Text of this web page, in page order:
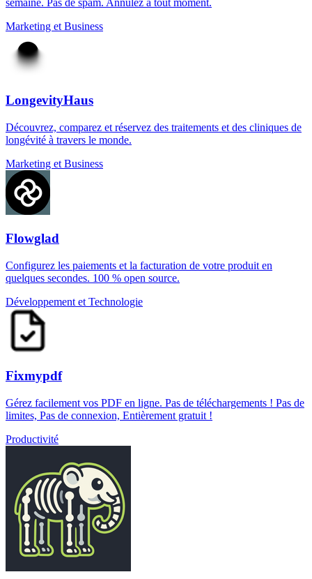
Marketing et Business
LongevityHaus
Découvrez, comparez et réservez des traitements et des cliniques de
longévité à travers le monde.
Marketing et Business
Flowglad
Configurez les paiements et la facturation de votre produit en
quelques secondes. 100 % open source.
Développement et Technologie
Fixmypdf
Gérez facilement vos PDF en ligne. Pas de téléchargements ! Pas de
limites, Pas de connexion, Entièrement gratuit !
Productivité